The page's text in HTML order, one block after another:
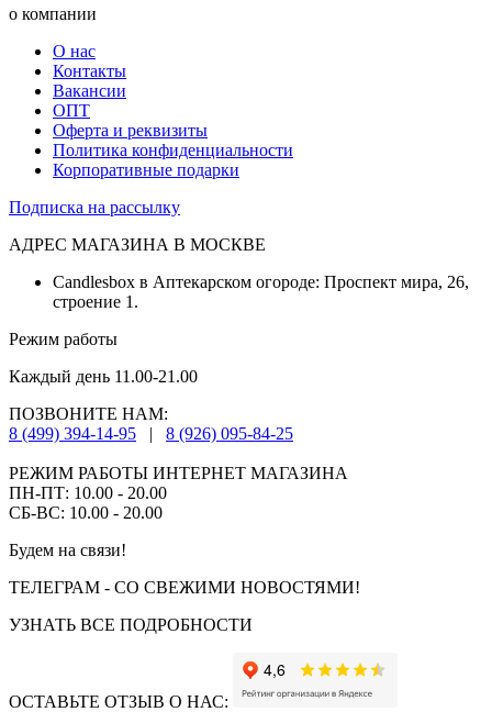
о компании
О нас
Контакты
Вакансии
ОПТ
Оферта и реквизиты
Политика конфиденциальности
Корпоративные подарки
Подписка на рассылку
АДРЕС МАГАЗИНА В МОСКВЕ
Candlesbox в Аптекарском огороде: Проспект мира, 26,
строение 1.
Режим работы
Каждый день 11.00-21.00
ПОЗВОНИТЕ НАМ:
8 (499) 394-14-95
| 8 (926) 095-84-25
РЕЖИМ РАБОТЫ ИНТЕРНЕТ МАГАЗИНА
ПН-ПТ: 10.00 - 20.00
СБ-ВС: 10.00 - 20.00
Будем на связи!
ТЕЛЕГРАМ - СО СВЕЖИМИ НОВОСТЯМИ!
УЗНАТЬ ВСЕ ПОДРОБНОСТИ
ОСТАВЬТЕ ОТЗЫВ О НАС: